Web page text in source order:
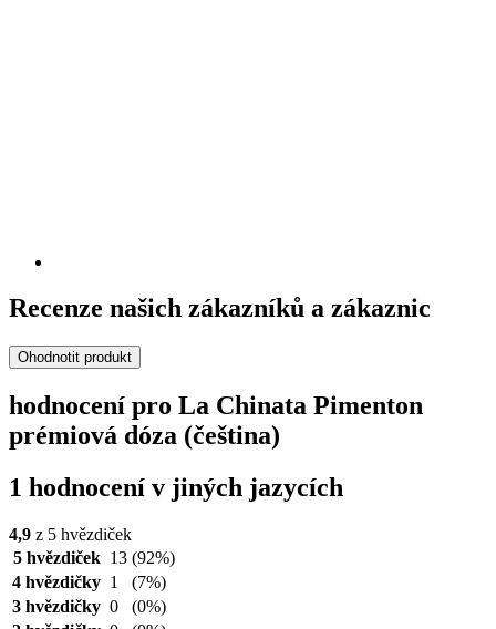
Recenze našich zákazníků a zákaznic
Ohodnotit produkt
hodnocení pro La Chinata Pimenton
prémiová dóza (čeština)
1 hodnocení v jiných jazycích
4,9 z 5 hvězdiček
5 hvězdiček 13 (92%)
4 hvězdičky 1
(7%)
3 hvězdičky 0
(0%)